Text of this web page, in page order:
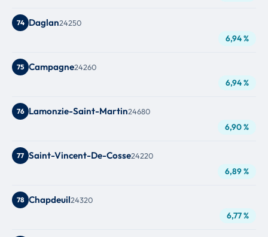
74 Daglan24250
6,94 %
75 Campagne24260
6,94 %
76 Lamonzie-Saint-Martin24680
6,90 %
77 Saint-Vincent-De-Cosse24220
6,89 %
78 Chapdeuil24320
6,77 %